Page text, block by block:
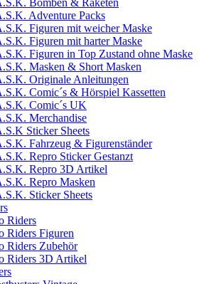
Bomben & Raketen
Adventure Packs
Figuren mit weicher Maske
Figuren mit harter Maske
Figuren in Top Zustand ohne Maske
Masken & Short Masken
Originale Anleitungen
Comic´s & Hörspiel Kassetten
Comic´s UK
Merchandise
Sticker Sheets
Fahrzeug & Figurenständer
Repro Sticker Gestanzt
Repro 3D Artikel
Repro Masken
Sticker Sheets
Riders
Riders Figuren
Riders Zubehör
Riders 3D Artikel